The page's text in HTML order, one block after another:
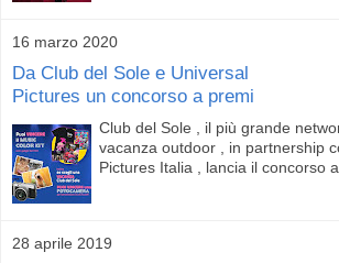
16 marzo 2020
Da Club del Sole e Universal
Pictures un concorso a premi
Club del Sole , il più grande
vacanza outdoor , in partnership
Pictures Italia , lancia il concorso a
28 aprile 2019